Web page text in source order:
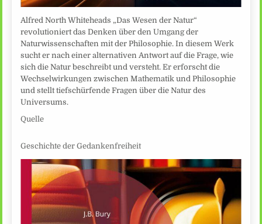
Alfred North Whiteheads „Das Wesen der Natur“
revolutioniert das Denken über den Umgang der
Naturwissenschaften mit der Philosophie. In diesem Werk
sucht er nach einer alternativen Antwort auf die Frage, wie
sich die Natur beschreibt und versteht. Er erforscht die
Wechselwirkungen zwischen Mathematik und Philosophie
und stellt tiefschürfende Fragen über die Natur des
Universums.
Quelle
Geschichte der Gedankenfreiheit